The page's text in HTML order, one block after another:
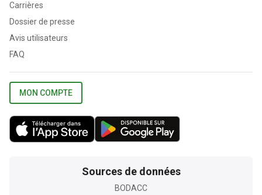
Carrières
Dossier de presse
Avis utilisateurs
FAQ
MON COMPTE
Sources de données
BODACC